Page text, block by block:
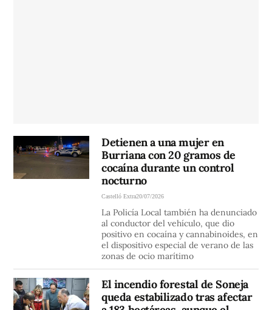
Detienen a una mujer en
Burriana con 20 gramos de
cocaína durante un control
nocturno
Castelló Extra20/07/2026
La Policía Local también ha denunciado
al conductor del vehículo, que dio
positivo en cocaína y cannabinoides, en
el dispositivo especial de verano de las
zonas de ocio marítimo
El incendio forestal de Soneja
queda estabilizado tras afectar